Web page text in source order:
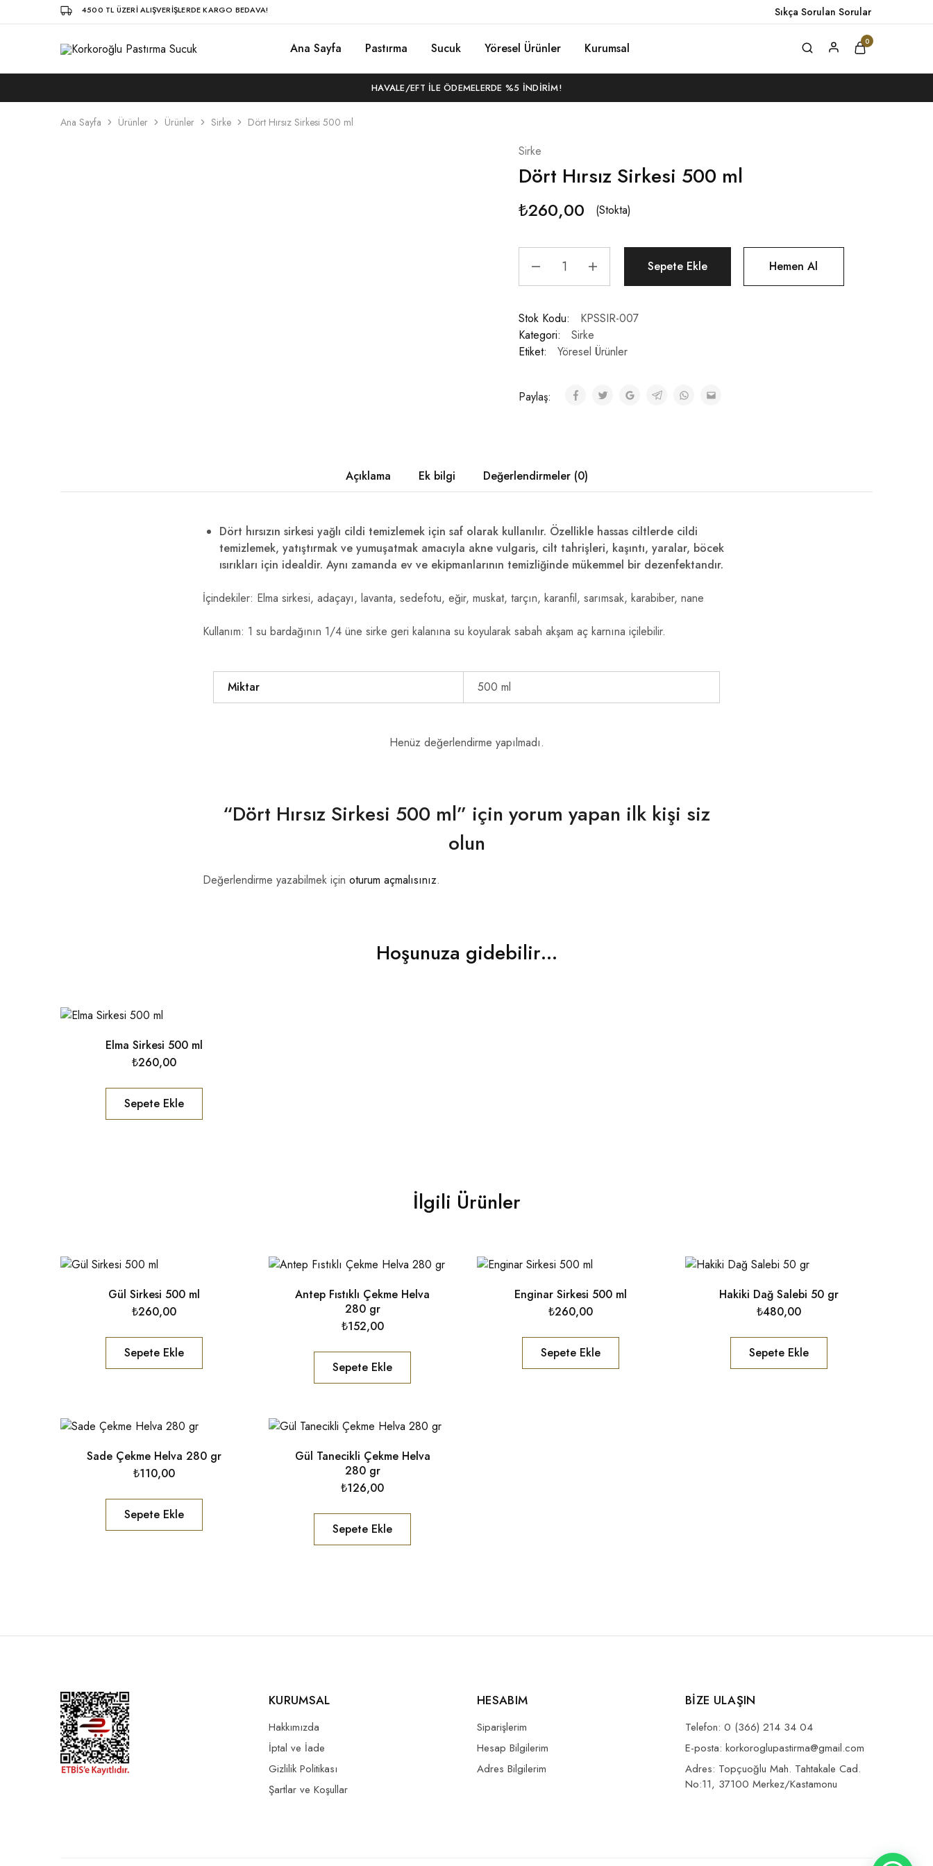
4500 TL ÜZERI ALIŞVERIŞLERDE KARGO BEDAVA! Sıkça Sorulan Sorular
Korkoroğlu
Sucuk
5.
Kastamonu
Ana Sayfa Pastırma Sucuk Yöresel Ürünler Kurumsal 0
HAVALE/EFT ILE ÖDEMELERDE %5 İNDIRIM!
Ana Sayfa Ürünler Ürünler Sirke Dört Hırsız Sirkesi 500 ml
Sirke
Dört Hırsız Sirkesi 500 ml
₺260,00 (Stokta)
Sepete Ekle Hemen Al
Stok Kodu:
KPSSIR-007
Kategori:
Sirke
Etiket:
Yöresel Ürünler
Paylaş:
Açıklama Ek bilgi Değerlendirmeler (0)
Dört hırsızın sirkesi yağlı cildi temizlemek için saf olarak kullanılır. Özellikle hassas ciltlerde cildi
temizlemek, yatıştırmak ve yumuşatmak amacıyla akne vulgaris, cilt tahrişleri, kaşıntı, yaralar, böcek
ısırıkları için idealdir. Aynı zamanda ev ve ekipmanlarının temizliğinde mükemmel bir dezenfektandır.
İçindekiler: Elma sirkesi, adaçayı, lavanta, sedefotu, eğir, muskat, tarçın, karanfil, sarımsak, karabiber, nane
Kullanım: 1 su bardağının 1/4 üne sirke geri kalanına su koyularak sabah akşam aç karnına içilebilir.
Miktar 500 ml
Henüz değerlendirme yapılmadı.
“Dört Hırsız Sirkesi 500 ml” için yorum yapan ilk kişi siz
olun
Değerlendirme yazabilmek için oturum açmalısınız.
Hoşunuza gidebilir…
Elma Sirkesi 500 ml
₺260,00
Sepete Ekle
İlgili Ürünler
Gül Sirkesi 500 ml
₺260,00
Sepete Ekle
Antep Fıstıklı Çekme Helva
280 gr
₺152,00
Sepete Ekle
Enginar Sirkesi 500 ml
₺260,00
Sepete Ekle
Hakiki Dağ Salebi 50 gr
₺480,00
Sepete Ekle
Sade Çekme Helva 280 gr
₺110,00
Sepete Ekle
Gül Tanecikli Çekme Helva
280 gr
₺126,00
Sepete Ekle
KURUMSAL
Hakkımızda
İptal ve İade
Gizlilik Politikası
Şartlar ve Koşullar
HESABIM
Siparişlerim
Hesap Bilgilerim
Adres Bilgilerim
BİZE ULAŞIN
Telefon: 0 (366) 214 34 04
E-posta: korkoroglupastirma@gmail.com
Adres: Topçuoğlu Mah. Tahtakale Cad.
No:11, 37100 Merkez/Kastamonu